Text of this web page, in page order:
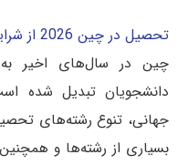
تحصیل در چین 2026 از شرایط سن، معدل، هزینه و دانشگاه‌ها
چین در سال‌های اخیر
دانشجویان تبدیل شده
جهانی، تنوع رشته‌های
بسیاری از رشته‌ها و